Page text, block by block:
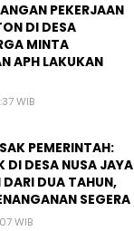
PEKERJAAN
DI DESA
MINTA
APH LAKUKAN
WIB
PEMERINTAH:
DI DESA NUSA JAYA
DARI DUA TAHUN,
SEGERA
WIB